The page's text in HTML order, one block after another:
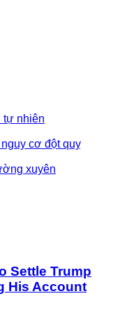
tự nhiên
cơ đột quỵ
xuyên
Settle Trump
His Account